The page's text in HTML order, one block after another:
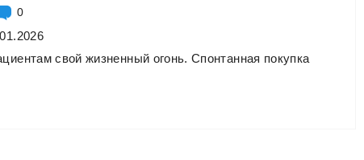
0
свой жизненный огонь. Спонтанная покупка